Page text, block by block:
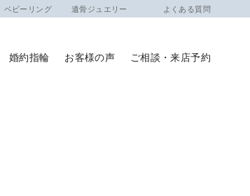
ベビーリング 遺骨ジュエリー よくある質問
婚約指輪 お客様の声 ご相談・来店予約